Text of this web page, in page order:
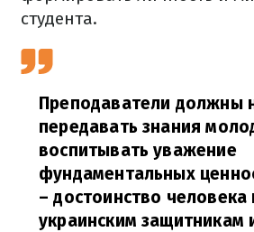
студента.
Преподаватели должны
передавать знания
воспитывать уважение
фундаментальных
– достоинство
украинским защитникам